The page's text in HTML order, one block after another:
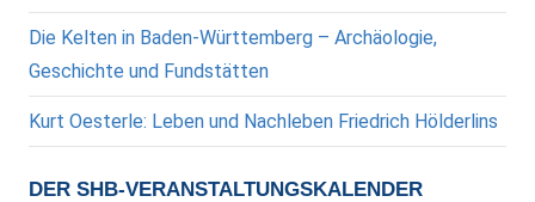
Die Kelten in Baden-Württemberg – Archäologie,
Geschichte und Fundstätten
Kurt Oesterle: Leben und Nachleben Friedrich Hölderlins
DER SHB-VERANSTALTUNGSKALENDER